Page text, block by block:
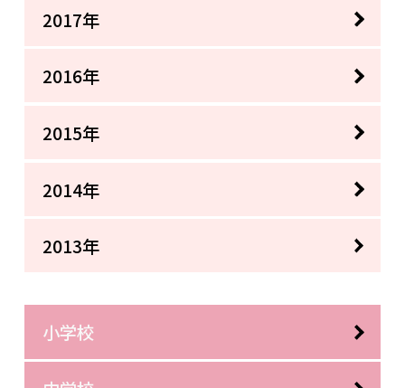
2017年
2016年
2015年
2014年
2013年
小学校